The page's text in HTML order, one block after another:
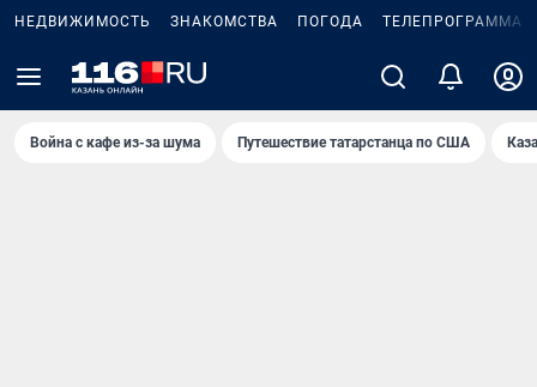
НЕДВИЖИМОСТЬ ЗНАКОМСТВА ПОГОДА ТЕЛЕПРОГРАММА
Война с кафе из-за шума Путешествие татарстанца по США